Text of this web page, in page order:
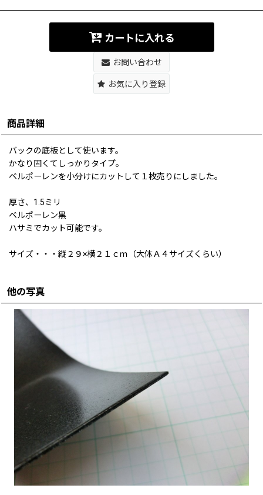
カートに入れる
お問い合わせ
お気に入り登録
商品詳細
バックの底板として使います。
かなり固くてしっかりタイプ。
ベルポーレンを小分けにカットして１枚売りにしました。
厚さ、1.5ミリ
ベルポーレン黒
ハサミでカット可能です。
サイズ・・・縦２９×横２１ｃｍ（大体Ａ４サイズくらい）
他の写真